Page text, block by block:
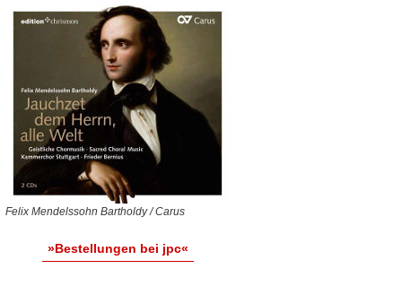
Felix Mendelssohn Bartholdy / Carus
»Bestellungen bei jpc«